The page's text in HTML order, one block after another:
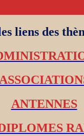
liens des
ANTENNES